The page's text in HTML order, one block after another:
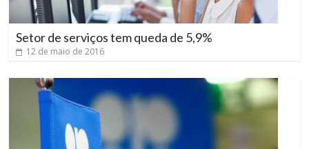
Setor de serviços tem queda de 5,9%
12 de maio de 2016